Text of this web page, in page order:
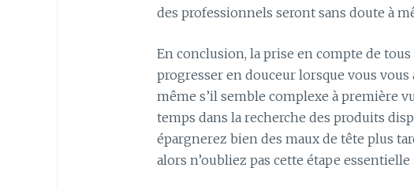
des professionnels seront sans doute à
En conclusion, la prise en compte de
progresser en douceur lorsque vous vous
même s’il semble complexe à première
temps dans la recherche des produits
épargnerez bien des maux de tête plus
alors n’oubliez pas cette étape essentielle